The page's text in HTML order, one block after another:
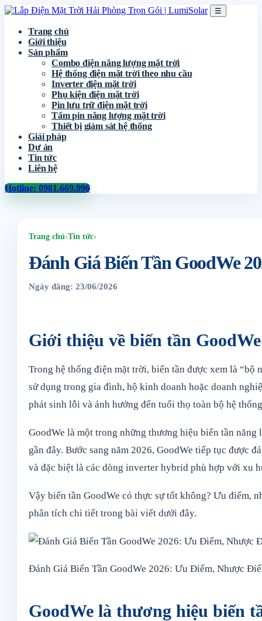
☰
Trang chủ
Giới thiệu
Sản phẩm
Combo điện năng lượng mặt trời
Hệ thống điện mặt trời theo nhu cầu
Inverter điện mặt trời
Phụ kiện điện mặt trời
Pin lưu trữ điện mặt trời
Tấm pin năng lượng mặt trời
Thiết bị giám sát hệ thống
Giải pháp
Dự án
Tin tức
Liên hệ
Hotline: 0981.669.996
Trang chủ›Tin tức›
Đánh Giá Biến Tần GoodWe
Ngày đăng: 23/06/2026
Giới thiệu về biến tần GoodWe
Trong hệ thống điện mặt trời, biến tần được xem là
sử dụng trong gia đình, hộ kinh doanh hoặc doanh
phát sinh lỗi và ảnh hưởng đến tuổi thọ toàn bộ hệ
GoodWe là một trong những thương hiệu biến tần
gần đây. Bước sang năm 2026, GoodWe tiếp tục được
và đặc biệt là các dòng inverter hybrid phù hợp với xu
Vậy biến tần GoodWe có thực sự tốt không? Ưu điểm,
phân tích chi tiết trong bài viết dưới đây.
Đánh Giá Biến Tần GoodWe 2026: Ưu Điểm, Nhược
GoodWe là thương hiệu biến